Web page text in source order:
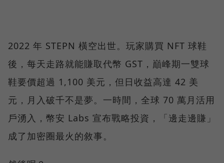
2022 年 STEPN 橫空出世。玩家購買 NFT 球鞋
後，每天走路就能賺取代幣 GST，巔峰期一雙球
鞋要價超過 1,100 美元，但日收益高達 42 美
元，月入破千不是夢。一時間，全球 70 萬月活用
戶湧入，幣安 Labs 宣布戰略投資，「邊走邊賺」
成了加密圈最火的敘事。